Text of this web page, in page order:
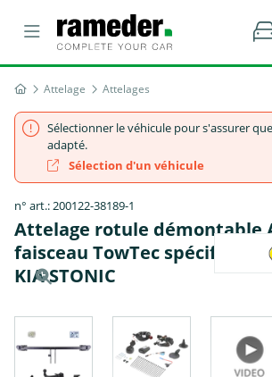
Attelage Attelages
Sélectionner le véhicule pour s'assurer
adapté.
Sélection d'un véhicule
n° art.: 200122-38189-1
Attelage rotule démontable
faisceau TowTec spécifique 7
KIA STONIC